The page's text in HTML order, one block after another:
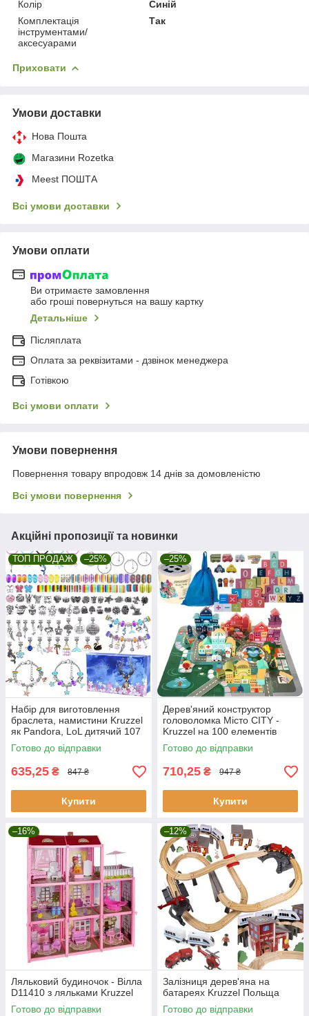
Колір
Синій
Комплектація
інструментами/
аксесуарами
Так
Приховати
Умови доставки
Нова Пошта
Магазини Rozetka
Meest ПОШТА
Всі умови доставки
Умови оплати
Ви отримаєте замовлення
або гроші повернуться на вашу картку
Детальніше
Післяплата
Оплата за реквізитами - дзвінок менеджера
Готівкою
Всі умови оплати
Умови повернення
Повернення товару впродовж 14 днів за домовленістю
Всі умови повернення
Акційні пропозиції та новинки
ТОП ПРОДАЖ –25%
Набір для виготовлення
браслета, намистини Kruzzel
як Pandora, LoL дитячий 107
елементів ( Польща)
Готово до відправки
635,25 ₴ 847 ₴
Купити
–25%
Дерев'яний конструктор
головоломка Місто CITY -
Kruzzel на 100 елементів
Готово до відправки
710,25 ₴ 947 ₴
Купити
–16%
Ляльковий будиночок - Вілла
D11410 з ляльками Kruzzel
Готово до відправки
–12%
Залізниця дерев'яна на
батареях Kruzzel Польща
Готово до відправки